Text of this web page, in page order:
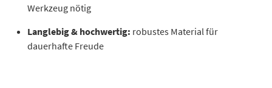
Werkzeug nötig
Langlebig & hochwertig: robustes Material für
dauerhafte Freude